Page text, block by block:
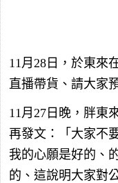
11月28日，於東來
直播帶貨、請大家
11月27日晚，胖東
再發文：「大家不
我的心願是好的、
的、這說明大家對